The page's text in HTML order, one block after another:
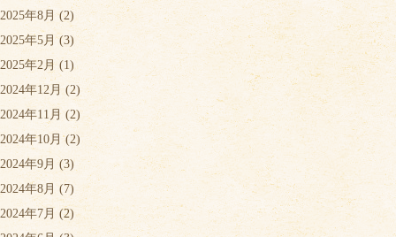
2025年8月 (2)
2025年5月(3)
2025年2月(1)
2024年12月 (2)
2024年11月 (2)
2024年10月 (2)
2024年9月 (3)
2024年8月 (7)
2024年7月 (2)